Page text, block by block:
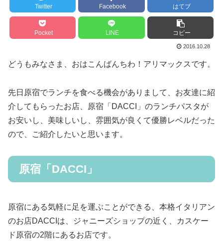
Twitter Facebook はてブ
Pocket LINE コピー
2016.10.28
どうもみなさま、おはこんばんちわ！アリマックスです。
先日原宿でランチを食べる機会がありまして、お友達に紹
介してもらったお店、原宿「DACCI」のランチパスタが
お安いし、美味しいし、雰囲気が良くて優勝レベルだった
ので、ご紹介したいと思います。
原宿「DACCI」
原宿にある気軽に足を運ぶことができる、本格イタリアン
のお店DACCIは、ジャニーズショップの近く、カスケー
ド原宿の2階にあるお店です。